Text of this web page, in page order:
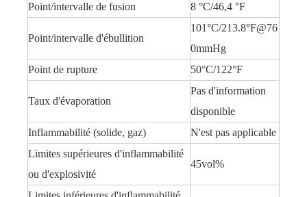
Point/intervalle de fusion
8 °C/46,4 °F
Point/intervalle d'ébullition
101°C/213.8°F@76
0mmHg
Point de rupture
50°C/122°F
Taux d'évaporation
Pas d'information
disponible
Inflammabilité (solide, gaz)
N'est pas applicable
Limites supérieures d'inflammabilité
ou d'explosivité
45vol%